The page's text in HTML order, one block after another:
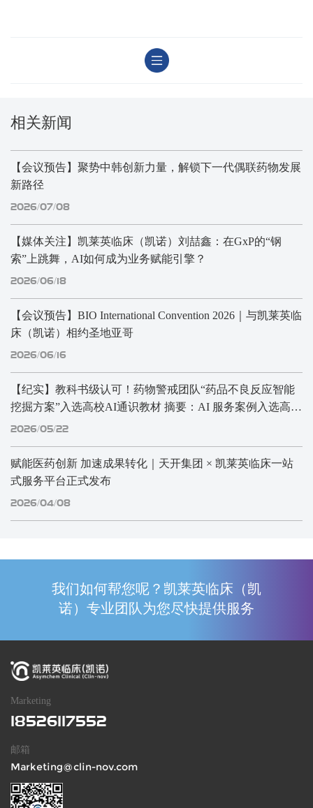
相关新闻
【会议预告】聚势中韩创新力量，解锁下一代偶联药物发展
新路径
2026/07/08
【媒体关注】凯莱英临床（凯诺）刘喆鑫：在GxP的“钢
索”上跳舞，AI如何成为业务赋能引擎？
2026/06/18
【会议预告】BIO International Convention 2026｜与凯莱英临
床（凯诺）相约圣地亚哥
2026/06/16
【纪实】教科书级认可！药物警戒团队“药品不良反应智能
挖掘方案”入选高校AI通识教材 摘要：AI 服务案例入选高校
教材，获“教科书级”认可。
2026/05/22
赋能医药创新 加速成果转化｜天开集团 × 凯莱英临床一站
式服务平台正式发布
2026/04/08
我们如何帮您呢？凯莱英临床（凯
诺）专业团队为您尽快提供服务
Marketing
18526117552
邮箱
Marketing@clin-nov.com